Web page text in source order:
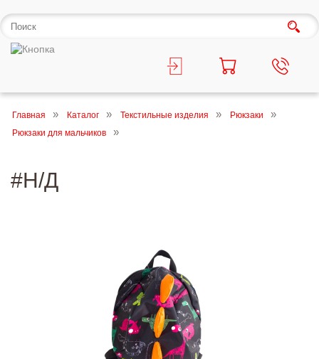
Главная Каталог Текстильные изделия
Рюкзаки
Рюкзаки для мальчиков
#Н/Д